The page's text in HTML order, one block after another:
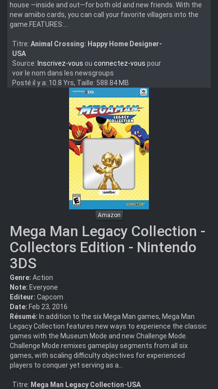
house —inside and out—for both old and new friends. With the
new amiibo cards, you can call your favorite villagers into the
game.FEATURES:...
Titre: Animal Crossing: Happy Home Designer-
USA
Source: Inscrivez-vous ou connectez-vous pour
voir le nom dans les newsgroups
Posté il y a: 10.8 Yrs, Taille: 588.84 MB
Amazon
Mega Man Legacy Collection -
Collectors Edition - Nintendo
3DS
Genre: Action
Note: Everyone
Editeur: Capcom
Date: Feb 23, 2016
Résumé: In addition to the six Mega Man games, Mega Man
Legacy Collection features new ways to experience the classic
games with the Museum Mode and new Challenge Mode.
Challenge Mode remixes gameplay segments from all six
games, with scaling difficulty objectives for experienced
players to conquer yet serving as a...
Titre: Mega Man Legacy Collection-USA